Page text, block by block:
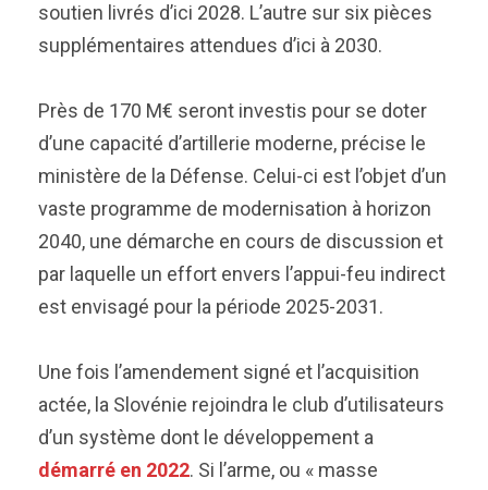
soutien livrés d’ici 2028. L’autre sur six pièces
supplémentaires attendues d’ici à 2030.
Près de 170 M€ seront investis pour se doter
d’une capacité d’artillerie moderne, précise le
ministère de la Défense. Celui-ci est l’objet d’un
vaste programme de modernisation à horizon
2040, une démarche en cours de discussion et
par laquelle un effort envers l’appui-feu indirect
est envisagé pour la période 2025-2031.
Une fois l’amendement signé et l’acquisition
actée, la Slovénie rejoindra le club d’utilisateurs
d’un système dont le développement a
démarré en 2022. Si l’arme, ou « masse